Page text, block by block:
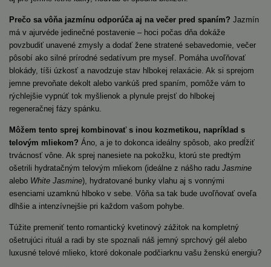
Prečo sa vôňa jazmínu odporúča aj na večer pred spaním? Jazmín
má v ajurvéde jedinečné postavenie – hoci počas dňa dokáže
povzbudiť unavené zmysly a dodať žene stratené sebavedomie, večer
pôsobí ako silné prírodné sedatívum pre myseľ. Pomáha uvoľňovať
blokády, tíši úzkosť a navodzuje stav hlbokej relaxácie. Ak si sprejom
jemne prevoňate dekolt alebo vankúš pred spaním, pomôže vám to
rýchlejšie vypnúť tok myšlienok a plynule prejsť do hlbokej
regeneračnej fázy spánku.
Môžem tento sprej kombinovať s inou kozmetikou, napríklad s
telovým mliekom? Áno, a je to dokonca ideálny spôsob, ako predĺžiť
trvácnosť vône. Ak sprej nanesiete na pokožku, ktorú ste predtým
ošetrili hydratačným telovým mliekom (ideálne z nášho radu Jasmine
alebo White Jasmine), hydratované bunky vlahu aj s vonnými
esenciami uzamknú hlboko v sebe. Vôňa sa tak bude uvoľňovať oveľa
dlhšie a intenzívnejšie pri každom vašom pohybe.
Túžite premeniť tento romantický kvetinový zážitok na kompletný
ošetrujúci rituál a radi by ste spoznali náš jemný sprchový gél alebo
luxusné telové mlieko, ktoré dokonale podčiarknu vašu ženskú energiu?